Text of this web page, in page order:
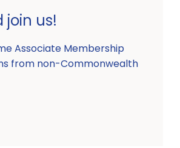
join us!
Associate Membership
from non-Commonwealth